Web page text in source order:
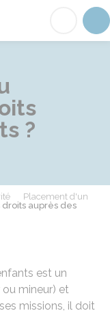
Champagne
?
Placement d'un
auprès des
est un
ou mineur) et
missions, il doit